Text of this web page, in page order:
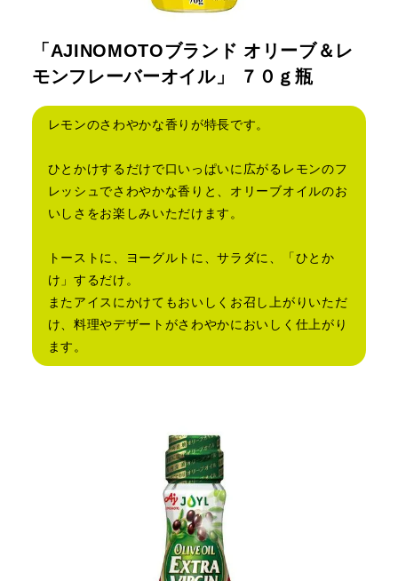
「AJINOMOTOブランド オリーブ＆レ
モンフレーバーオイル」 ７０ｇ瓶
レモンのさわやかな香りが特長です。
ひとかけするだけで口いっぱいに広がるレモンのフ
レッシュでさわやかな香りと、オリーブオイルのお
いしさをお楽しみいただけます。
トーストに、ヨーグルトに、サラダに、「ひとか
け」するだけ。
またアイスにかけてもおいしくお召し上がりいただ
け、料理やデザートがさわやかにおいしく仕上がり
ます。